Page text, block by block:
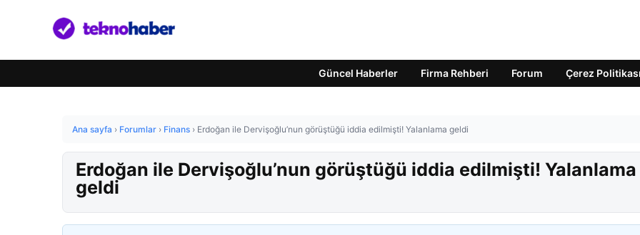
Güncel Haberler Firma Rehberi Forum Çerez Politikası
Ana sayfa › Forumlar › Finans › Erdoğan ile Dervişoğlu’nun görüştüğü iddia edilmişti! Yalanlama geldi
Erdoğan ile Dervişoğlu’nun görüştüğü iddia edilmişti! Yalanlama
geldi